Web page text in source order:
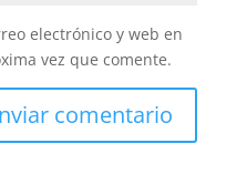
electrónico y web en
vez que comente.